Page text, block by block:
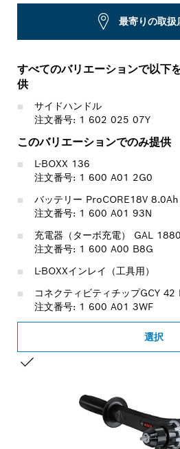
最寄りの取扱
すべてのバリエーションで以下
供
サイドハンドル
注文番号: 1 602 025 07Y
このバリエーションでのみ提供
L-BOXX 136
注文番号: 1 600 A01 2G0
バッテリー ProCORE18V 8.0Ah
注文番号: 1 600 A01 93N
充電器（ターボ充電） GAL
注文番号: 1 600 A00 B8G
L-BOXXインレイ（工具用）
コネクティビティチップGCY
注文番号: 1 600 A01 3WF
選択